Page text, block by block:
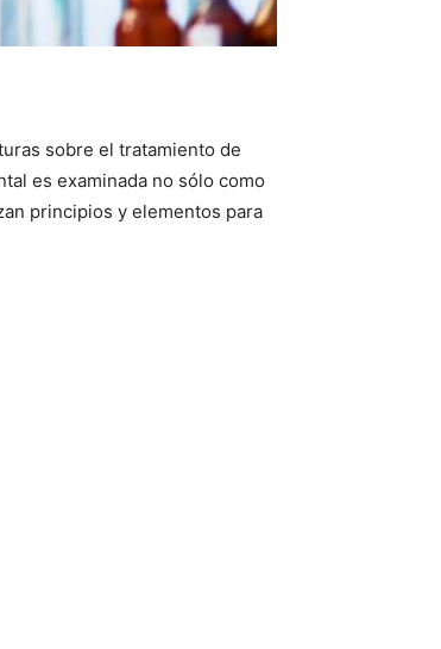
sobre el tratamiento de
es examinada no sólo como
principios y elementos para